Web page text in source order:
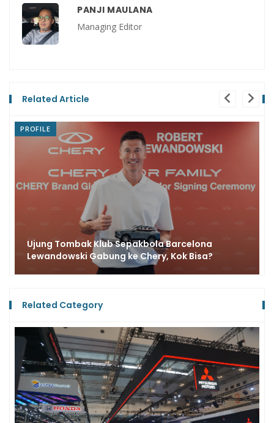
PANJI MAULANA
Managing Editor
Related Article
PROFILE
Ujung Tombak Klub Sepakbola Barcelona
Lewandowski Gabung ke Chery, Kok Bisa?
Related Category